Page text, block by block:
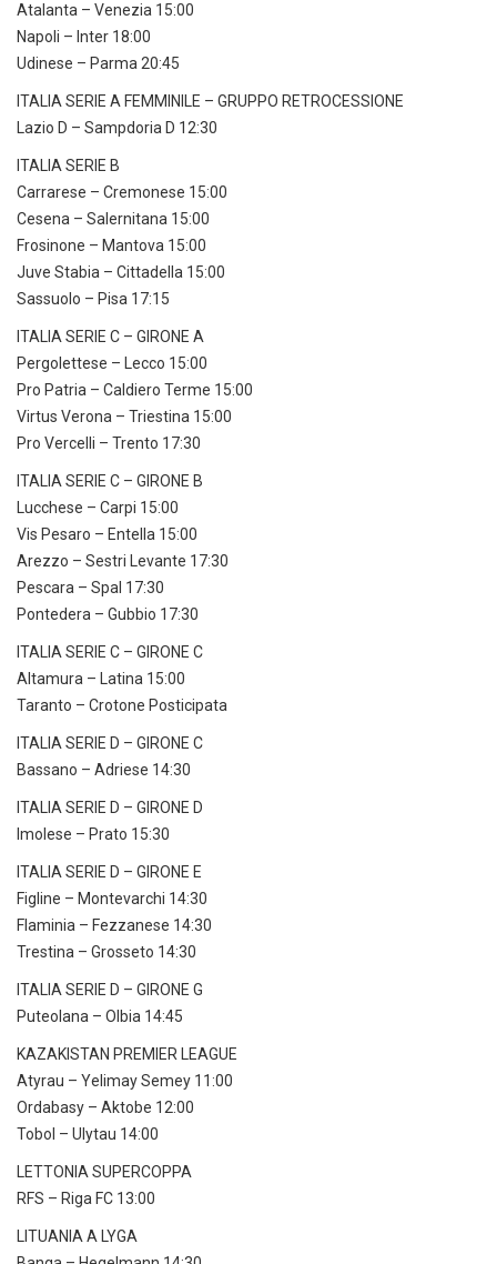
Atalanta – Venezia 15:00
Napoli – Inter 18:00
Udinese – Parma 20:45
ITALIA SERIE A FEMMINILE – GRUPPO RETROCESSIONE
Lazio D – Sampdoria D 12:30
ITALIA SERIE B
Carrarese – Cremonese 15:00
Cesena – Salernitana 15:00
Frosinone – Mantova 15:00
Juve Stabia – Cittadella 15:00
Sassuolo – Pisa 17:15
ITALIA SERIE C – GIRONE A
Pergolettese – Lecco 15:00
Pro Patria – Caldiero Terme 15:00
Virtus Verona – Triestina 15:00
Pro Vercelli – Trento 17:30
ITALIA SERIE C – GIRONE B
Lucchese – Carpi 15:00
Vis Pesaro – Entella 15:00
Arezzo – Sestri Levante 17:30
Pescara – Spal 17:30
Pontedera – Gubbio 17:30
ITALIA SERIE C – GIRONE C
Altamura – Latina 15:00
Taranto – Crotone Posticipata
ITALIA SERIE D – GIRONE C
Bassano – Adriese 14:30
ITALIA SERIE D – GIRONE D
Imolese – Prato 15:30
ITALIA SERIE D – GIRONE E
Figline – Montevarchi 14:30
Flaminia – Fezzanese 14:30
Trestina – Grosseto 14:30
ITALIA SERIE D – GIRONE G
Puteolana – Olbia 14:45
KAZAKISTAN PREMIER LEAGUE
Atyrau – Yelimay Semey 11:00
Ordabasy – Aktobe 12:00
Tobol – Ulytau 14:00
LETTONIA SUPERCOPPA
RFS – Riga FC 13:00
LITUANIA A LYGA